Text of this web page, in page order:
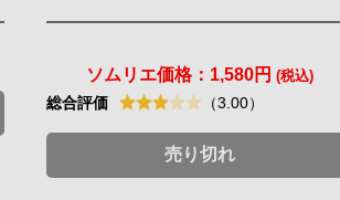
ソムリエ価格： 1,580円 (税込)
総合評価 （3.00）
売り切れ